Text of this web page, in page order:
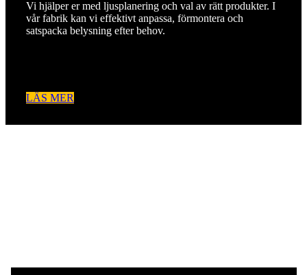
Vi hjälper er med ljusplanering och val av rätt produkter. I
vår fabrik kan vi effektivt anpassa, förmontera och
satspacka belysning efter behov.
LÄS MER